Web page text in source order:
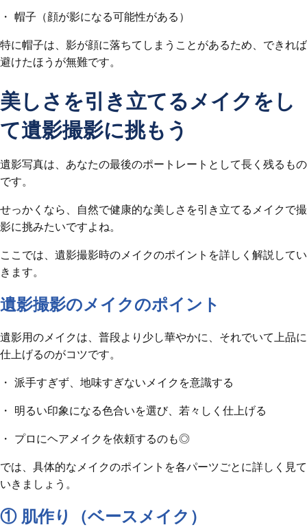
・ 帽子（顔が影になる可能性がある）
特に帽子は、影が顔に落ちてしまうことがあるため、できれば
避けたほうが無難です。
美しさを引き立てるメイクをし
て遺影撮影に挑もう
遺影写真は、あなたの最後のポートレートとして長く残るもの
です。
せっかくなら、自然で健康的な美しさを引き立てるメイクで撮
影に挑みたいですよね。
ここでは、遺影撮影時のメイクのポイントを詳しく解説してい
きます。
遺影撮影のメイクのポイント
遺影用のメイクは、普段より少し華やかに、それでいて上品に
仕上げるのがコツです。
・ 派手すぎず、地味すぎないメイクを意識する
・ 明るい印象になる色合いを選び、若々しく仕上げる
・ プロにヘアメイクを依頼するのも◎
では、具体的なメイクのポイントを各パーツごとに詳しく見て
いきましょう。
① 肌作り（ベースメイク）